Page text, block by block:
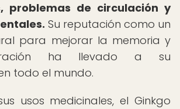
problemas de circulación y
Su reputación como un
para mejorar la memoria y
ha llevado a su
todo el mundo.
usos medicinales, el Ginkgo